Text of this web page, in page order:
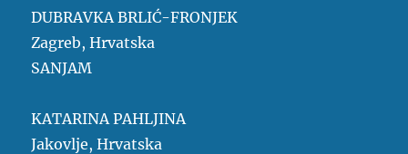
DUBRAVKA BRLIĆ-FRONJEK
Zagreb, Hrvatska
SANJAM
KATARINA PAHLJINA
Jakovlje, Hrvatska